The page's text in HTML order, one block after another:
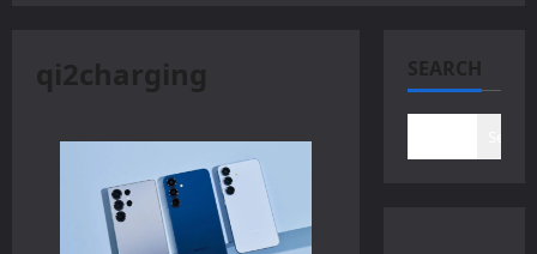
qi2charging SEARCH